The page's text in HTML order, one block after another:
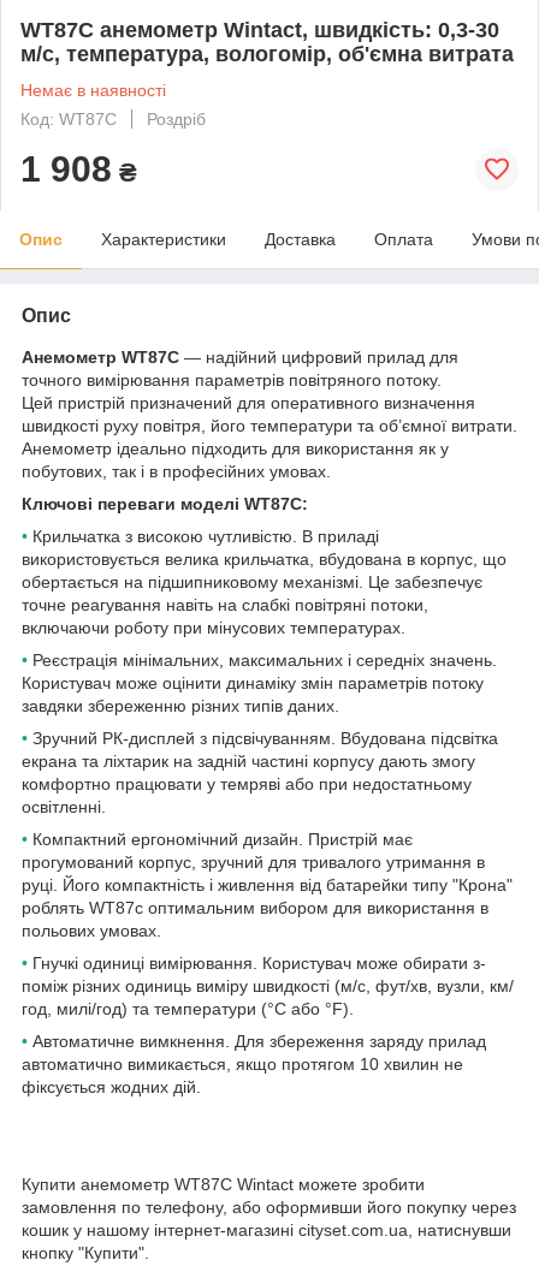
WT87C анемометр Wintact, швидкість: 0,3-30
м/с, температура, вологомір, об'ємна витрата
Немає в наявності
Код: WT87C
Роздріб
1 908 ₴
Опис Характеристики Доставка Оплата Умови
Опис
Анемометр WT87C — надійний цифровий прилад для
точного вимірювання параметрів повітряного потоку.
Цей пристрій призначений для оперативного визначення
швидкості руху повітря, його температури та об’ємної витрати.
Анемометр ідеально підходить для використання як у
побутових, так і в професійних умовах.
Ключові переваги моделі WT87C:
• Крильчатка з високою чутливістю. В приладі
використовується велика крильчатка, вбудована в корпус, що
обертається на підшипниковому механізмі. Це забезпечує
точне реагування навіть на слабкі повітряні потоки,
включаючи роботу при мінусових температурах.
• Реєстрація мінімальних, максимальних і середніх значень.
Користувач може оцінити динаміку змін параметрів потоку
завдяки збереженню різних типів даних.
• Зручний РК-дисплей з підсвічуванням. Вбудована підсвітка
екрана та ліхтарик на задній частині корпусу дають змогу
комфортно працювати у темряві або при недостатньому
освітленні.
• Компактний ергономічний дизайн. Пристрій має
прогумований корпус, зручний для тривалого утримання в
руці. Його компактність і живлення від батарейки типу "Крона"
роблять WT87c оптимальним вибором для використання в
польових умовах.
• Гнучкі одиниці вимірювання. Користувач може обирати з-
поміж різних одиниць виміру швидкості (м/с, фут/хв, вузли, км/
год, милі/год) та температури (°C або °F).
• Автоматичне вимкнення. Для збереження заряду прилад
автоматично вимикається, якщо протягом 10 хвилин не
фіксується жодних дій.
Купити анемометр WT87C Wintact можете зробити
замовлення по телефону, або оформивши його покупку через
кошик у нашому інтернет-магазині cityset.com.ua, натиснувши
кнопку "Купити".